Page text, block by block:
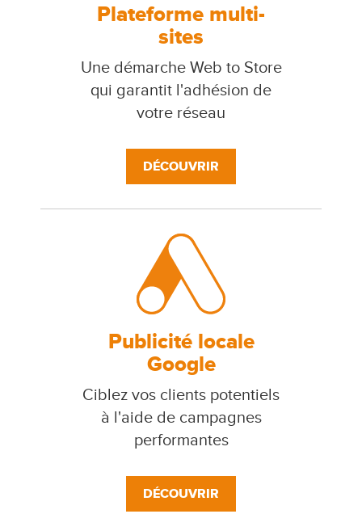
Plateforme multi-
sites
Une démarche Web to Store
qui garantit l'adhésion de
votre réseau
DÉCOUVRIR
Publicité locale
Google
Ciblez vos clients potentiels
à l'aide de campagnes
performantes
DÉCOUVRIR